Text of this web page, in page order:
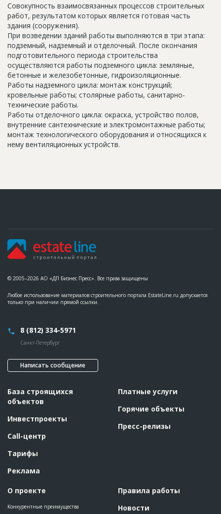
Совокупность взаимосвязанных процессов строительных
работ, результатом которых является готовая часть
здания (сооружения).
При возведении зданий работы выполняются в три этапа:
подземный, надземный и отделочный. После окончания
подготовительного периода строительства
осуществляются работы подземного цикла: земляные,
бетонные и железобетонные, гидроизоляционные.
Работы надземного цикла: монтаж конструкций;
кровельные работы; столярные работы, санитарно-
технические работы.
Работы отделочного цикла: окраска, устройство полов,
внутренние сантехнические и электромонтажные работы;
монтаж технологического оборудования и относящихся к
нему вентиляционных устройств.
© 2005–2026 АО «ДП Бизнес Пресс». Все права защищены
Любое использование материалов строительного портала EstateLine.ru допускается
только при наличии прямой ссылки.
8 (812) 334-5971
Санкт-Петербург
Написать сообщение
База строящихся
объектов
Инвестпроекты
Call-центр
Тарифы
Реклама
О проекте
Конкурентные преимущества
Платные услуги
Горячие объекты
Пресс-релизы
Правила работы
Новости